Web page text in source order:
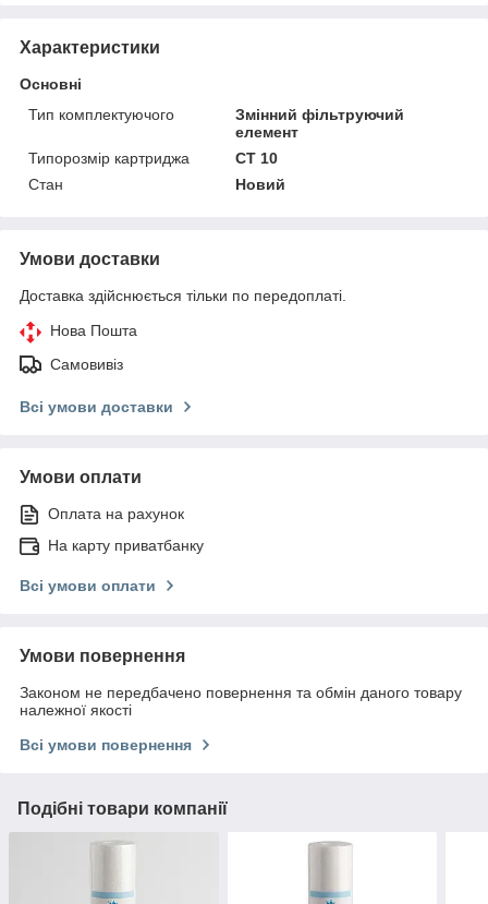
Характеристики
Основні
Тип комплектуючого
Змінний фільтруючий
елемент
Типорозмір картриджа
СТ 10
Стан
Новий
Умови доставки
Доставка здійснюється тільки по передоплаті.
Нова Пошта
Самовивіз
Всі умови доставки
Умови оплати
Оплата на рахунок
На карту приватбанку
Всі умови оплати
Умови повернення
Законом не передбачено повернення та обмін даного товару
належної якості
Всі умови повернення
Подібні товари компанії